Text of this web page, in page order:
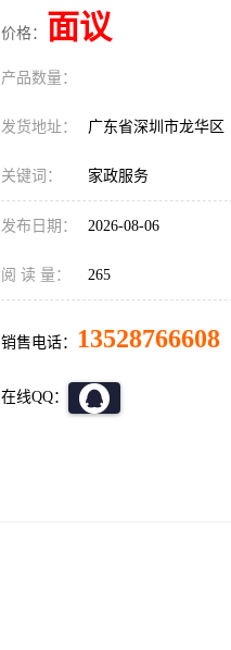
价格： 面议
产品数量：
发货地址： 广东省深圳市龙华区
关键词： 家政服务
发布日期： 2026-08-06
阅 读 量： 265
销售电话： 13528766608
在线QQ：